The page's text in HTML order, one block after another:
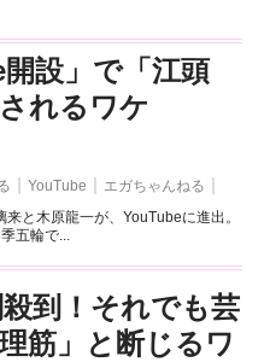
設」で「江頭
れるワケ
YouTube
エガちゃんねる
と木原龍一が、YouTubeに進出。
五輪で...
到！それでも芸
筋」と断じるワ